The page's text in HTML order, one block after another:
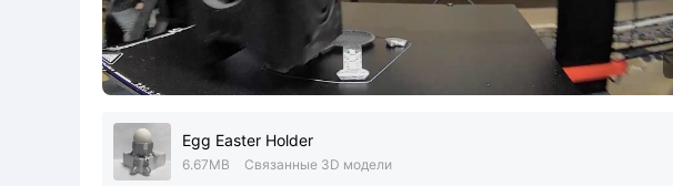
Egg Easter Holder
6.67MB Связанные 3D модели